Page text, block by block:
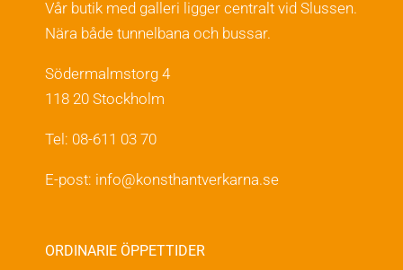
Vår butik med galleri ligger centralt vid Slussen.
Nära både tunnelbana och bussar.
Södermalmstorg 4
118 20 Stockholm
Tel: 08-611 03 70
E-post: info@konsthantverkarna.se
ORDINARIE ÖPPETTIDER